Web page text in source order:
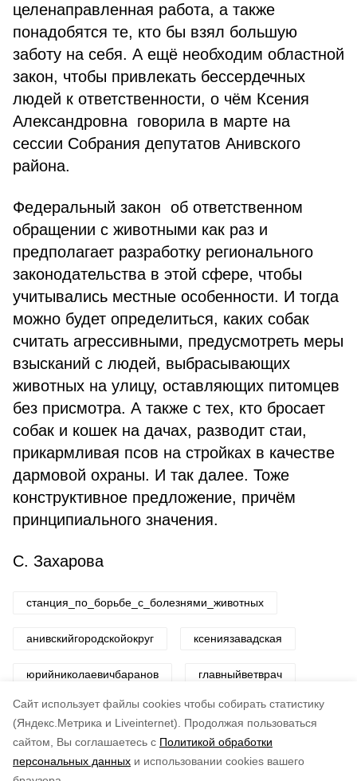
Cайт использует файлы cookies чтобы собирать статистику
(Яндекс.Метрика и Liveinternet).
Продолжая пользоваться
сайтом, Вы соглашаетесь с Политикой обработки
персональных данных и использовании cookies вашего
целенаправленная работа, а также
понадобятся те, кто бы взял большую
заботу на себя. А ещё необходим областной
закон, чтобы привлекать бессердечных
людей к ответственности, о чём Ксения
Александровна говорила в марте на
сессии Собрания депутатов Анивского
района.
Федеральный закон об ответственном
обращении с животными как раз и
предполагает разработку регионального
законодательства в этой сфере, чтобы
учитывались местные особенности. И тогда
можно будет определиться, каких собак
считать агрессивными, предусмотреть меры
взысканий с людей, выбрасывающих
животных на улицу, оставляющих питомцев
без присмотра. А также с тех, кто бросает
собак и кошек на дачах, разводит стаи,
прикармливая псов на стройках в качестве
дармовой охраны. И так далее. Тоже
конструктивное предложение, причём
принципиального значения.
С. Захарова
станция_по_борьбе_с_болезнями_животных
анивскийгородскойокруг ксениязавадская
юрийниколаевичбаранов главныйветврач
Авторы: ADMIN admin
по оценке